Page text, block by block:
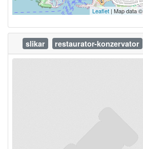
Leaflet | Map data ©
slikar restaurator-konzervator